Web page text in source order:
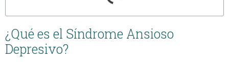
¿Qué es el Síndrome Ansioso
Depresivo?